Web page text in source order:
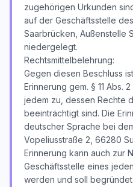
zugehörigen Urkunden
auf der Geschäftsstelle
Saarbrücken, Außenstelle
niedergelegt.
Rechtsmittelbelehrung:
Gegen diesen Beschluss
Erinnerung gem. § 11 Abs.
jedem zu, dessen Rechte
beeinträchtigt sind. Die
deutscher Sprache bei
Vopeliusstraße 2, 66280
Erinnerung kann auch zur
Geschäftsstelle eines
werden und soll